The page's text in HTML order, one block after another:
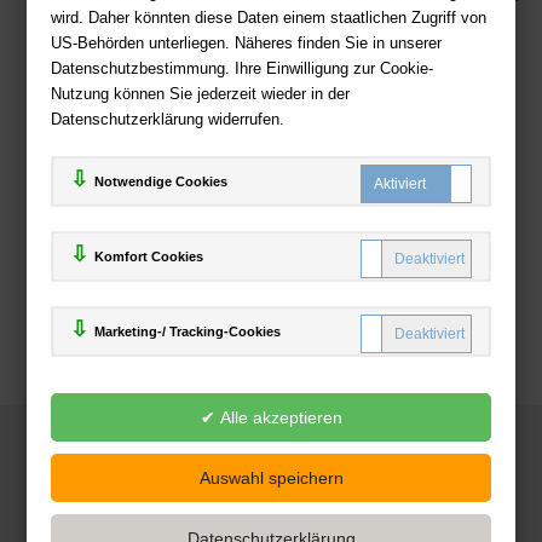
wird. Daher könnten diese Daten einem staatlichen Zugriff von
US-Behörden unterliegen. Näheres finden Sie in unserer
Datenschutzbestimmung. Ihre Einwilligung zur Cookie-
Nutzung können Sie jederzeit wieder in der
Datenschutzerklärung widerrufen.
Notwendige Cookies
Komfort Cookies
Marketing-/ Tracking-Cookies
Zahlweisen
Deutsche-Buchhandlung.de
www.deutsche-buchhandlung.de ist ein Angebot der
Handelsgesellschaft mbH
Powered by Inooga